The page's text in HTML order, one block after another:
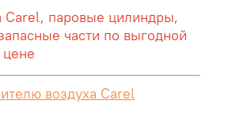
Carel, паровые цилиндры,
части по выгодной
цене
воздуха Carel